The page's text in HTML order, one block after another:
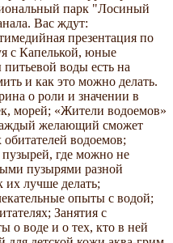
парк "Лосиный
Вас ждут:
презентация по
с Капелькой, юные
питьевой воды есть на
и как это можно делать.
о роли и значении в
морей; «Жители водоемов»
желающий сможет
водоемов;
где можно не
пузырями разной
их лучше делать;
опыты с водой;
Занятия с
о воде и о тех, кто в ней